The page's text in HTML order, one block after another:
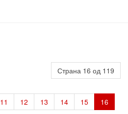
Страна 16 од 119
11 12 13 14 15 16